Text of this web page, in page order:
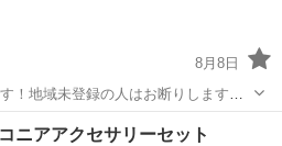
8月8日
！地域未登録の人はお断りします！
アクセサリー セット
ニアアクセサリーセット